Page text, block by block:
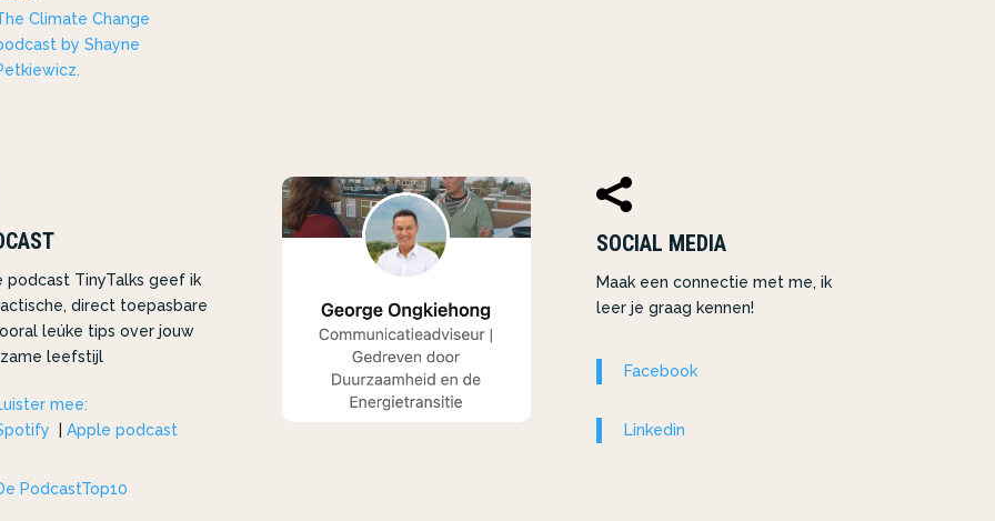
Climate Change
by Shayne
podcast TinyTalks geef ik
direct toepasbare
leúke tips over jouw
leefstijl
mee:
Apple podcast
PodcastTop10

SOCIAL MEDIA
Maak een connectie met me, ik
leer je graag kennen!
Facebook
Linkedin